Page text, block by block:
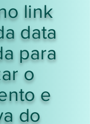
link
data
para
o
e
do